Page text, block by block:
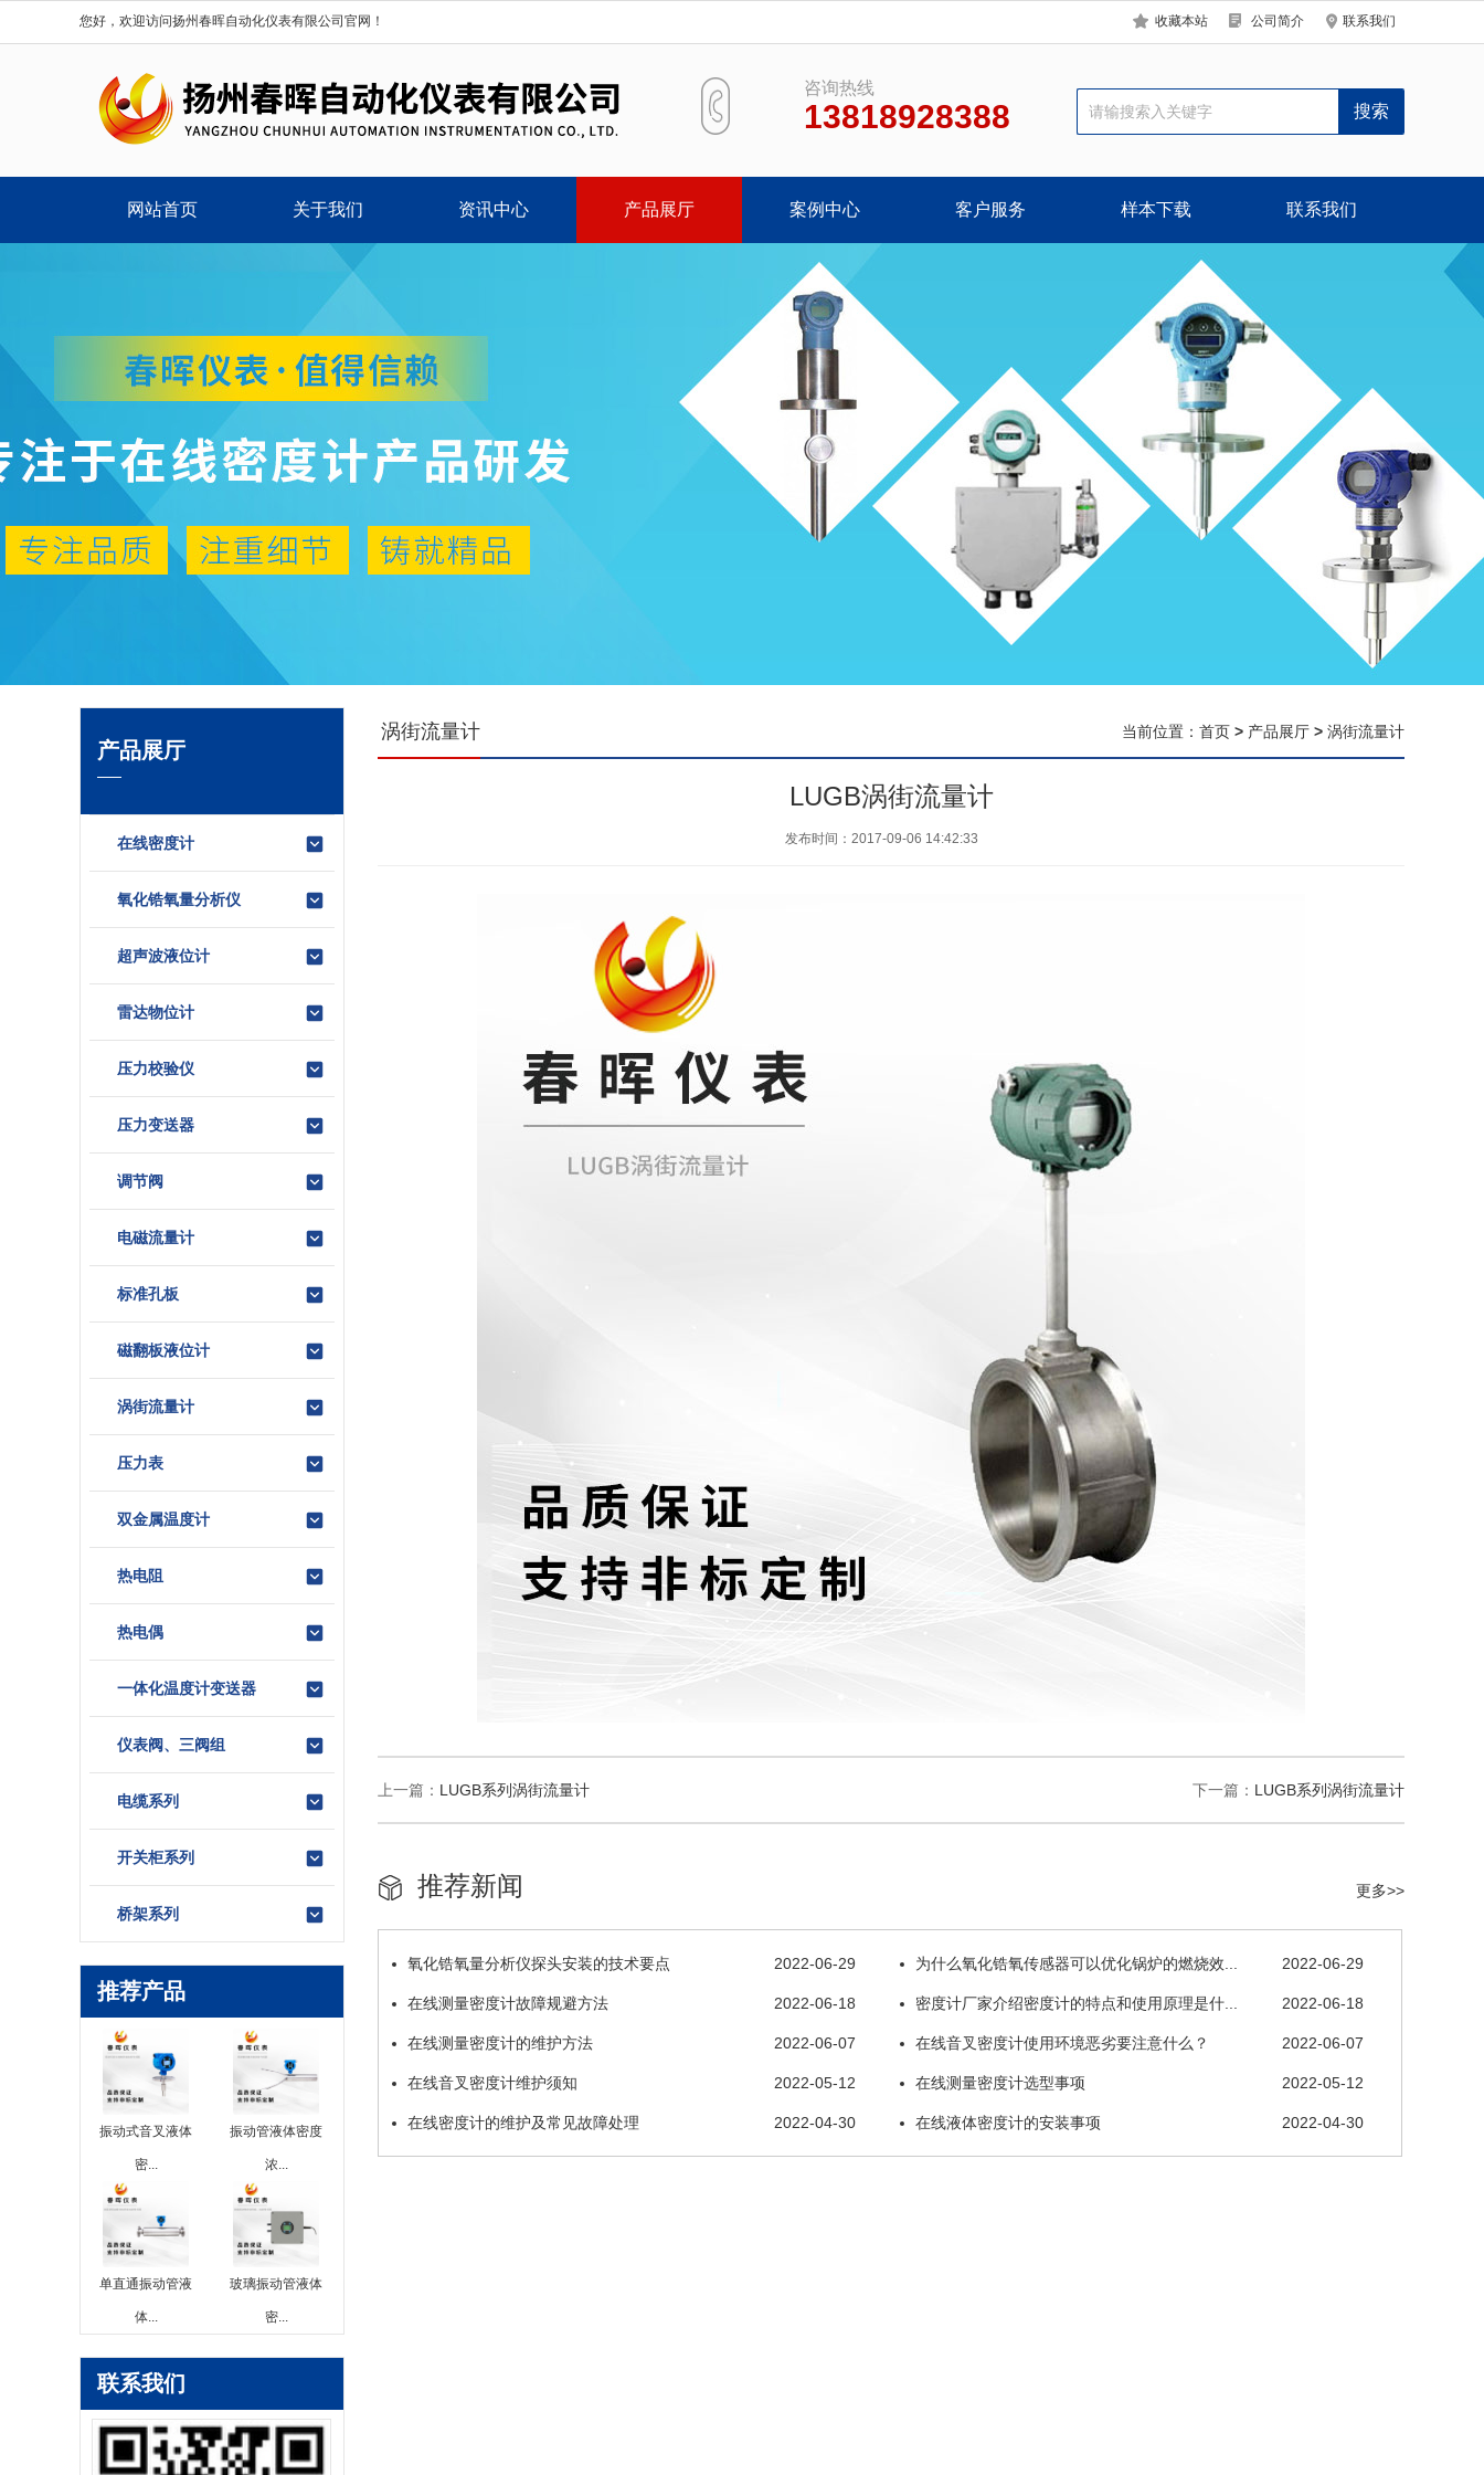
您好，欢迎访问扬州春晖自动化仪表有限公司官网！ 收藏本站 公司简介 联系我们
咨询热线
13818928388
网站首页 关于我们 资讯中心 产品展厅 案例中心 客户服务 样本下载 联系我们
产品展厅
在线密度计
氧化锆氧量分析仪
超声波液位计
雷达物位计
压力校验仪
压力变送器
调节阀
电磁流量计
标准孔板
磁翻板液位计
涡街流量计
压力表
双金属温度计
热电阻
热电偶
一体化温度计变送器
仪表阀、三阀组
电缆系列
开关柜系列
桥架系列
推荐产品
振动式音叉液体
密...
振动管液体密度
浓...
单直通振动管液
体...
玻璃振动管液体
密...
联系我们
当前位置： 首页 > 产品展厅 > 涡街流量计
涡街流量计
LUGB涡街流量计
发布时间：2017-09-06 14:42:33
上一篇： LUGB系列涡街流量计 下一篇： LUGB系列涡街流量计
更多>>
推荐新闻
2022-06-29
氧化锆氧量分析仪探头安装的技术要点 2022-06-29
为什么氧化锆氧传感器可以优化锅炉的燃烧效...
2022-06-18
在线测量密度计故障规避方法 2022-06-18
密度计厂家介绍密度计的特点和使用原理是什...
2022-06-07
在线测量密度计的维护方法 2022-06-07
在线音叉密度计使用环境恶劣要注意什么？
2022-05-12
在线音叉密度计维护须知 2022-05-12
在线测量密度计选型事项
2022-04-30
在线密度计的维护及常见故障处理 2022-04-30
在线液体密度计的安装事项